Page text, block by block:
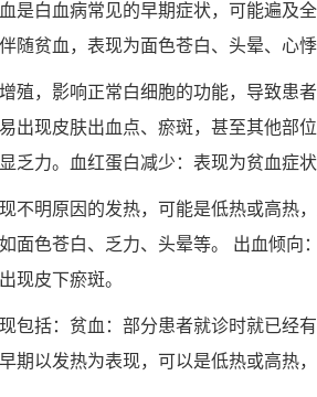
是白血病常见的早期症状，可能遍及
随贫血，表现为面色苍白、头晕、心悸
殖，影响正常白细胞的功能，导致患
出现皮肤出血点、瘀斑，甚至其他部
乏力。血红蛋白减少：表现为贫血症
不明原因的发热，可能是低热或高热
面色苍白、乏力、头晕等。 出血倾向
现皮下瘀斑。
包括：贫血：部分患者就诊时就已经
期以发热为表现，可以是低热或高热